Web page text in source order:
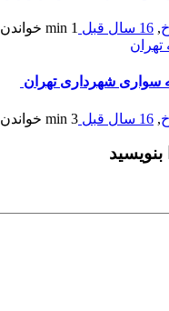
, 16 سال قبل 1 min
خواندن
سواری شهرداری تهران
, 16 سال قبل 3 min خواندن
بنویسید